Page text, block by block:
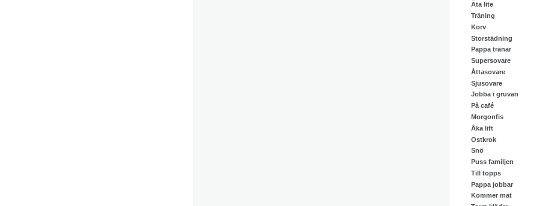
Äta lite
Träning
Korv
Storstädning
Pappa tränar
Supersovare
Åttasovare
Sjusovare
Jobba i gruvan
På café
Morgonfis
Åka lift
Ostkrok
Snö
Puss familjen
Till topps
Pappa jobbar
Kommer mat